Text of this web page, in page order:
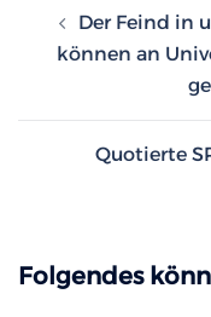
Der Feind in
können an
Quotierte
Folgendes